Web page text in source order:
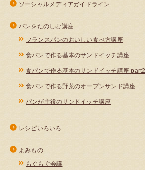
ソーシャルメディアガイドライン
パンをたのしむ講座
フランスパンのおいしい食べ方講座
食パンで作る基本のサンドイッチ講座
食パンで作る基本のサンドイッチ講座 part2
食パンで作る野菜のオープンサンド講座
パンが主役のサンドイッチ講座
レシピいろいろ
よみもの
もぐもぐ会議